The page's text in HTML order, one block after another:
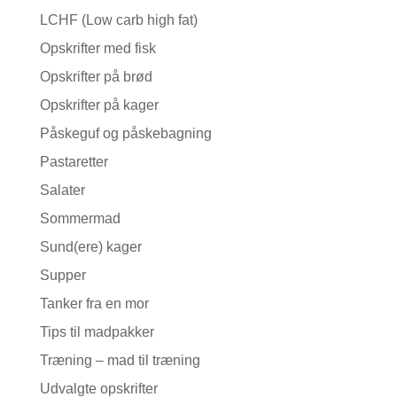
LCHF (Low carb high fat)
Opskrifter med fisk
Opskrifter på brød
Opskrifter på kager
Påskeguf og påskebagning
Pastaretter
Salater
Sommermad
Sund(ere) kager
Supper
Tanker fra en mor
Tips til madpakker
Træning – mad til træning
Udvalgte opskrifter